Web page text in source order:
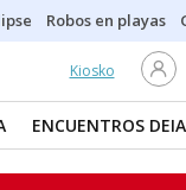
Robos en playas
Kiosko
ENCUENTROS DEIA